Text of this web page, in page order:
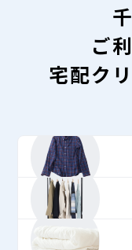
ご
宅配ク